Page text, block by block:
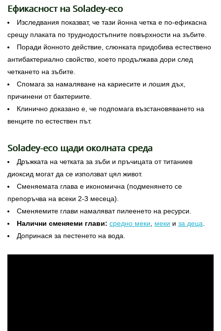
Ефикасност на Soladey-eco
Изследвания показват, че тази йонна четка е по-ефикасна
срещу плаката по труднодостъпните повърхности на зъбите.
Поради йонното действие, слюнката придобива естествено
антибактериално свойство, което продължава дори след
четкането на зъбите.
Спомага за намаляване на кариесите и лошия дъх,
причинени от бактериите.
Клинично доказано е, че подпомага възстановяването на
венците по естествен път.
Soladey-eco щади околната среда
Дръжката на четката за зъби и пръчицата от титаниев
диоксид могат да се използват цял живот.
Сменяемата глава е икономична (подменянето се
препоръчва на всеки 2-3 месеца).
Сменяемите глави намаляват пилеенето на ресурси.
Налични сменяеми глави: средно меки меки и за деца
Допринася за пестенето на вода.